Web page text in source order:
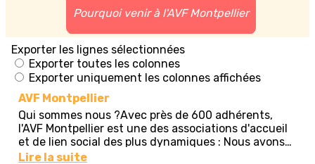
Pourquoi venir à l'AVF Montpellier